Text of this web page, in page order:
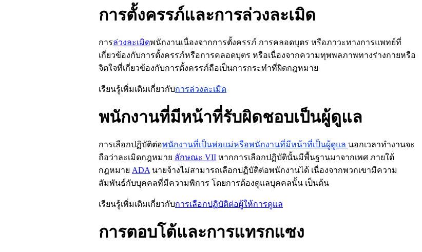
การตั้งครรภ์และการล่วงละเมิด
การล่วงละเมิดพนักงานเนื่องจากการตั้งครรภ์ การคลอดบุตร หรือภาวะทางการแพทย์ที่
เกี่ยวข้องกับการตั้งครรภ์หรือการคลอดบุตร หรือเนื่องจากความทุพพลภาพทางร่างกายหรือ
จิตใจที่เกี่ยวข้องกับการตั้งครรภ์ถือเป็นการกระทำที่ผิดกฎหมาย
เรียนรู้เพิ่มเติมเกี่ยวกับการล่วงละเมิด
พนักงานที่มีหน้าที่รับผิดชอบเป็นผู้ดูแล
การเลือกปฏิบัติต่อพนักงานที่เป็นพ่อแม่หรือพนักงานที่มีหน้าที่เป็นผู้ดูแล นอกเวลาทำงานจะ
ถือว่าละเมิดกฎหมาย ลักษณะ VII หากการเลือกปฏิบัตินั้นมีพื้นฐานมาจากเพศ ภายใต้
กฎหมาย ADA นายจ้างไม่สามารถเลือกปฏิบัติต่อพนักงานได้ เนื่องจากพวกเขามีความ
สัมพันธ์กับบุคคลที่มีความพิการ โดยการต้องดูแลบุคคลนั้น เป็นต้น
เรียนรู้เพิ่มเติมเกี่ยวกับการเลือกปฏิบัติต่อผู้ให้การดูแล
การตอบโต้และการแทรกแซง